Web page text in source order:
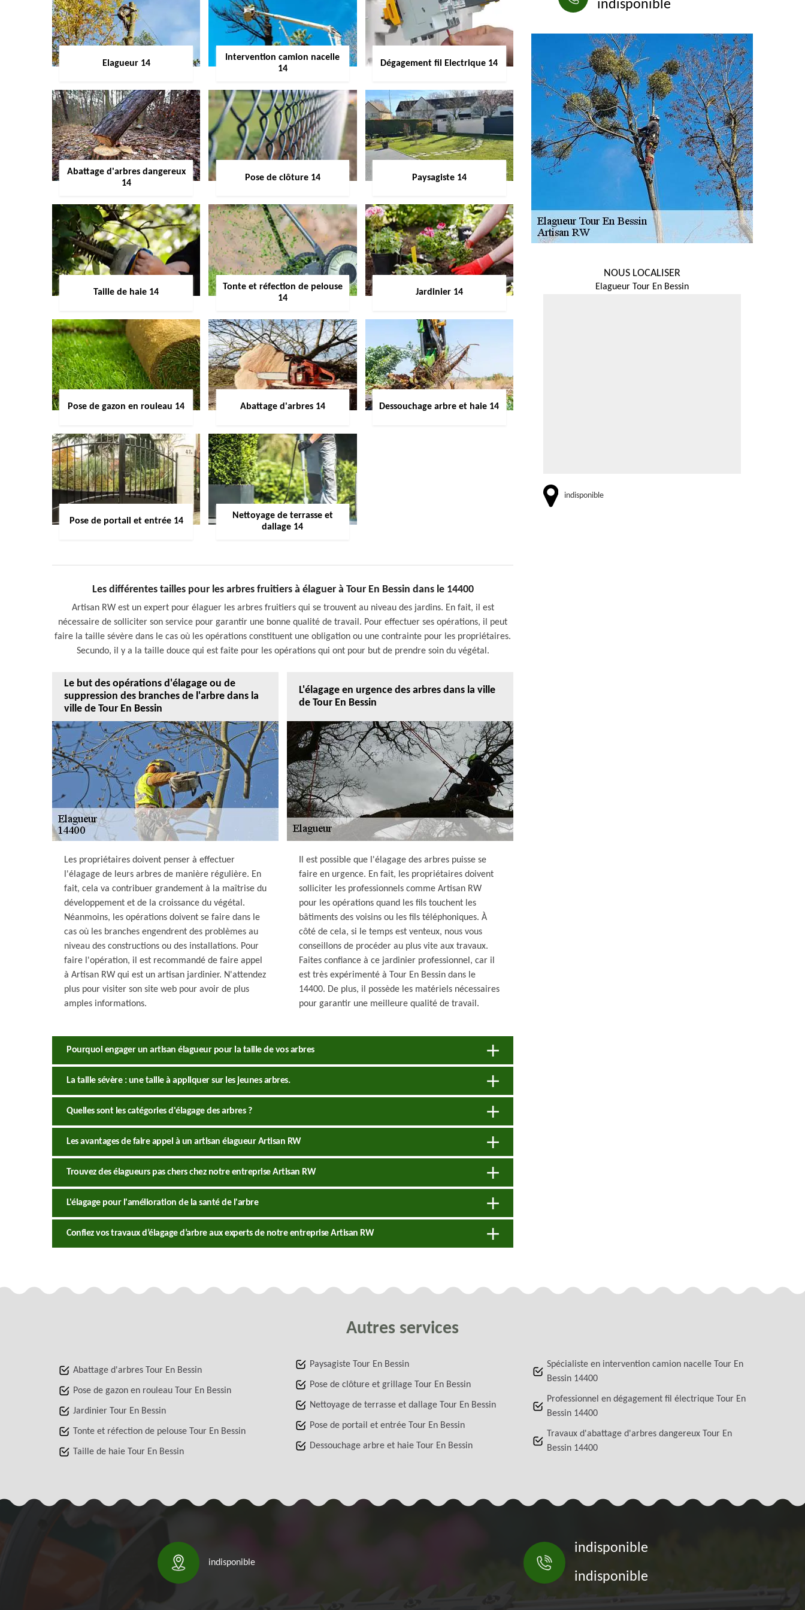
Elagueur 14
Intervention camion nacelle
14
Dégagement fil Electrique 14
Abattage d'arbres dangereux
14
Pose de clôture 14 Paysagiste 14
Taille de haie 14
Tonte et réfection de pelouse
14
Jardinier 14
Pose de gazon en rouleau 14 Abattage d'arbres 14 Dessouchage arbre et haie 14
Pose de portail et entrée 14
Nettoyage de terrasse et
dallage 14
Les différentes tailles pour les arbres fruitiers à élaguer à Tour En Bessin dans le 14400
Artisan RW est un expert pour élaguer les arbres fruitiers qui se trouvent au niveau des jardins. En fait, il est
nécessaire de solliciter son service pour garantir une bonne qualité de travail. Pour effectuer ses opérations, il peut
faire la taille sévère dans le cas où les opérations constituent une obligation ou une contrainte pour les propriétaires.
Secundo, il y a la taille douce qui est faite pour les opérations qui ont pour but de prendre soin du végétal.
Le but des opérations d'élagage ou de
suppression des branches de l'arbre dans la
ville de Tour En Bessin
Les propriétaires doivent penser à effectuer
l'élagage de leurs arbres de manière régulière. En
fait, cela va contribuer grandement à la maîtrise du
développement et de la croissance du végétal.
Néanmoins, les opérations doivent se faire dans le
cas où les branches engendrent des problèmes au
niveau des constructions ou des installations. Pour
faire l'opération, il est recommandé de faire appel
à Artisan RW qui est un artisan jardinier. N'attendez
plus pour visiter son site web pour avoir de plus
amples informations.
L'élagage en urgence des arbres dans la ville
de Tour En Bessin
Il est possible que l'élagage des arbres puisse se
faire en urgence. En fait, les propriétaires doivent
solliciter les professionnels comme Artisan RW
pour les opérations quand les fils touchent les
bâtiments des voisins ou les fils téléphoniques. À
côté de cela, si le temps est venteux, nous vous
conseillons de procéder au plus vite aux travaux.
Faites confiance à ce jardinier professionnel, car il
est très expérimenté à Tour En Bessin dans le
14400. De plus, il possède les matériels nécessaires
pour garantir une meilleure qualité de travail.
Pourquoi engager un artisan élagueur pour la taille de vos arbres
La taille sévère : une taille à appliquer sur les jeunes arbres.
Quelles sont les catégories d'élagage des arbres ?
Les avantages de faire appel à un artisan élagueur Artisan RW
Trouvez des élagueurs pas chers chez notre entreprise Artisan RW
L'élagage pour l'amélioration de la santé de l'arbre
Confiez vos travaux d’élagage d’arbre aux experts de notre entreprise Artisan RW
indisponible
NOUS LOCALISER
Elagueur Tour En Bessin
indisponible
Autres services
Abattage d'arbres Tour En Bessin
Pose de gazon en rouleau Tour En Bessin
Jardinier Tour En Bessin
Tonte et réfection de pelouse Tour En Bessin
Taille de haie Tour En Bessin
Paysagiste Tour En Bessin
Pose de clôture et grillage Tour En Bessin
Nettoyage de terrasse et dallage Tour En Bessin
Pose de portail et entrée Tour En Bessin
Dessouchage arbre et haie Tour En Bessin
Spécialiste en intervention camion nacelle Tour En
Bessin 14400
Professionnel en dégagement fil électrique Tour En
Bessin 14400
Travaux d'abattage d'arbres dangereux Tour En
Bessin 14400
indisponible
indisponible
indisponible